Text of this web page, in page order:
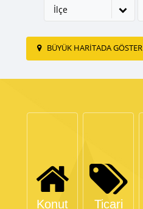
İlçe
BÜYÜK HARITADA GÖSTER
Konut Ticari